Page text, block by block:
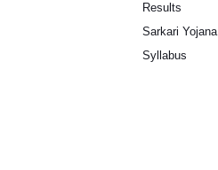
Results
Sarkari Yojana
Syllabus